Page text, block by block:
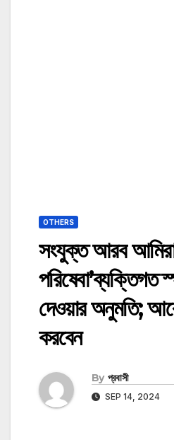
OTHERS
সংযুক্ত আরব
পরিষেবা’ব্যক্তিগত
দেওয়ার অনুমতি;
করবেন
By প্রবাসী
SEP 14, 2024